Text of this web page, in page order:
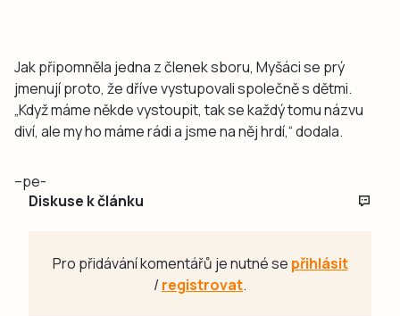
Jak připomněla jedna z členek sboru, Myšáci se prý
jmenují proto, že dříve vystupovali společně s dětmi.
„Když máme někde vystoupit, tak se každý tomu názvu
diví, ale my ho máme rádi a jsme na něj hrdí,“dodala.
–pe-
Diskuse k článku
Pro přidávání komentářů je nutné se přihlásit
/registrovat.